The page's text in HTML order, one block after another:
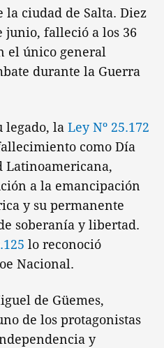
ciudad de Salta. Diez
junio, falleció a los 36
el único general
durante la Guerra
legado, la Ley Nº 25.172
como Día
Latinoamericana,
a la emancipación
y su permanente
soberanía y libertad.
lo reconoció
Nacional.
de Güemes,
de los protagonistas
y